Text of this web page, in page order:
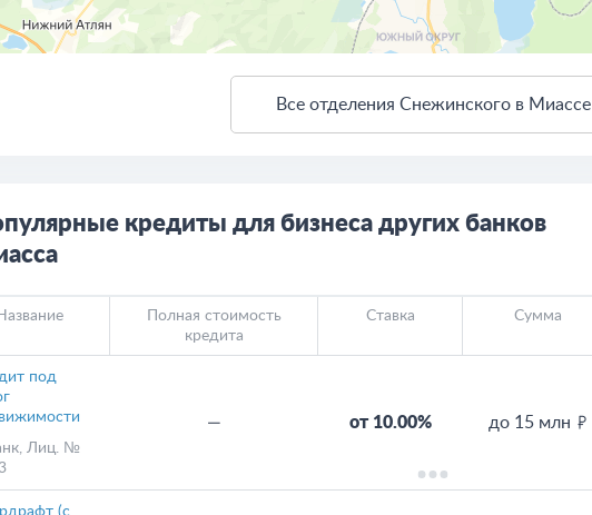
Все отделения Снежинского в Миассе
кредиты для бизнеса других банков
Полная стоимость
кредита
Ставка Сумма
под
, Лиц. №
— от 10.00% до 15 млн
(с